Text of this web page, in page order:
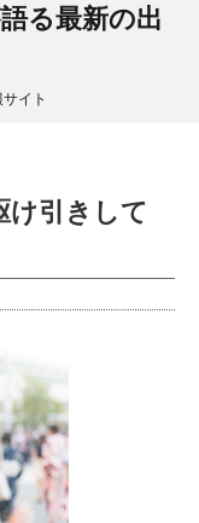
る最新の出
イト
け引きして